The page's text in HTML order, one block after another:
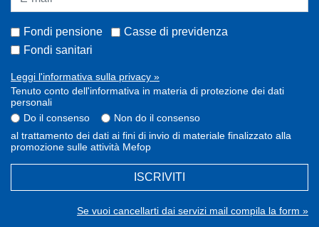
Fondi pensione
Casse di previdenza
Fondi sanitari
Leggi l'informativa sulla privacy »
Tenuto conto dell'informativa in materia di protezione dei dati
personali
Do il consenso
Non do il consenso
al trattamento dei dati ai fini di invio di materiale finalizzato alla
promozione sulle attività Mefop
ISCRIVITI
Se vuoi cancellarti dai servizi mail compila la form »